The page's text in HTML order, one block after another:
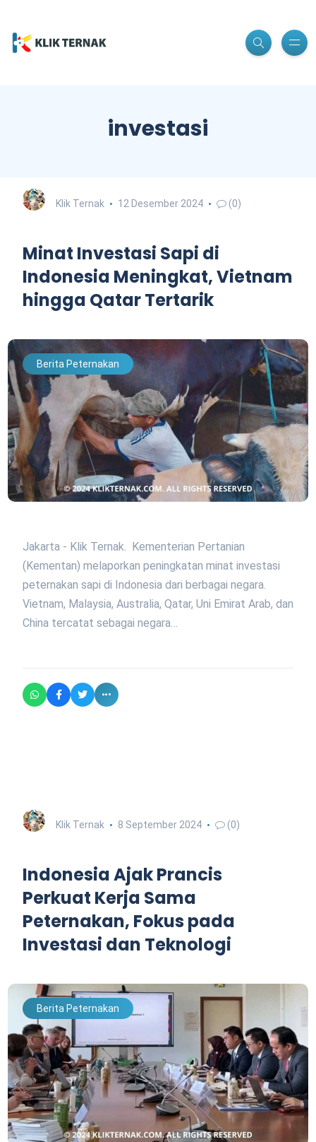
investasi
Klik Ternak 12 Desember 2024 (0)
Minat Investasi Sapi di
Indonesia Meningkat, Vietnam
hingga Qatar Tertarik
Berita Peternakan
Jakarta - Klik Ternak. Kementerian Pertanian
(Kementan) melaporkan peningkatan minat investasi
peternakan sapi di Indonesia dari berbagai negara.
Vietnam, Malaysia, Australia, Qatar, Uni Emirat Arab, dan
China tercatat sebagai negara…
Klik Ternak 8 September 2024 (0)
Indonesia Ajak Prancis
Perkuat Kerja Sama
Peternakan, Fokus pada
Investasi dan Teknologi
Berita Peternakan